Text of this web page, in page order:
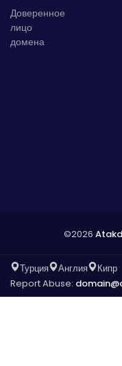
Доверенное
лицо
домена
©2026
Турция Англия
Кипр
Report Abuse: